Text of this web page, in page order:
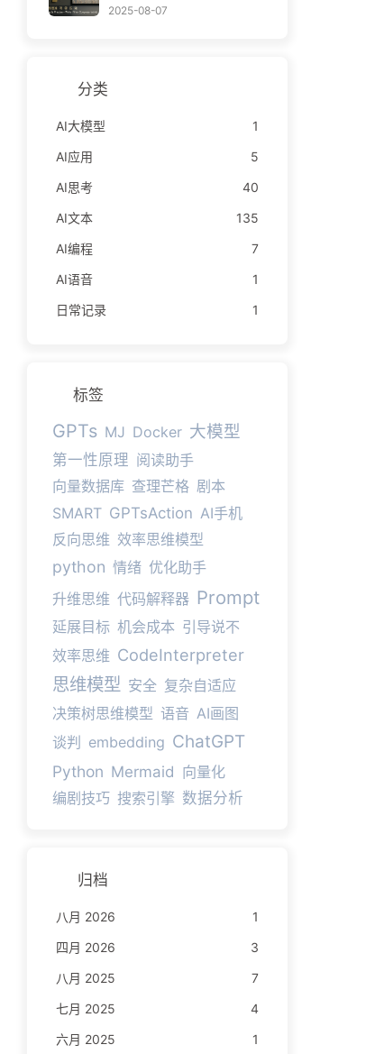
四步，警惕投毒干扰混淆冲
2025-08-07
分类
AI大模型
1
AI应用
5
AI思考
40
AI文本
135
AI编程
7
AI语音
1
日常记录
1
标签
GPTs MJ Docker 大模型
第一性原理 阅读助手
向量数据库 查理芒格 剧本
SMART GPTsAction AI手机
反向思维 效率思维模型
python 情绪 优化助手
升维思维 代码解释器 Prompt
延展目标 机会成本 引导说不
效率思维 CodeInterpreter
思维模型 安全 复杂自适应
决策树思维模型 语音 AI画图
谈判 embedding ChatGPT
Python Mermaid 向量化
编剧技巧 搜索引擎 数据分析
归档
八月 2026
1
四月 2026
3
八月 2025
7
七月 2025
4
六月 2025
1